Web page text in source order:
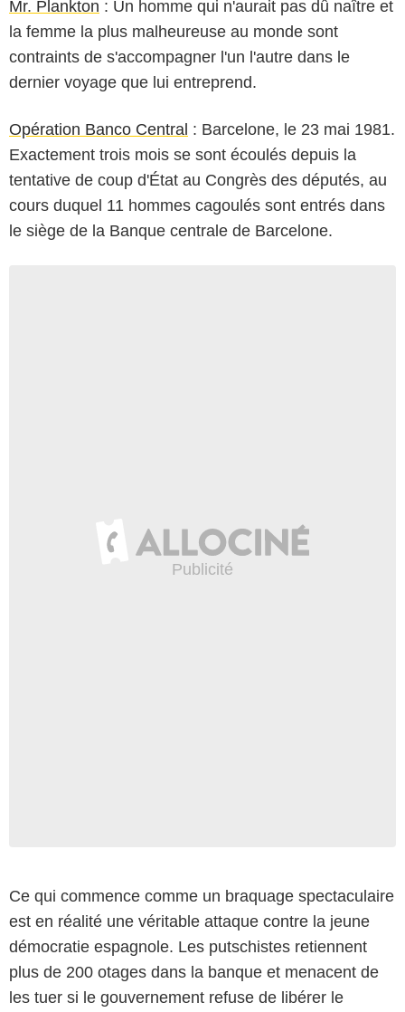
Mr. Plankton : Un homme qui n'aurait pas dû naître et
la femme la plus malheureuse au monde sont
contraints de s'accompagner l'un l'autre dans le
dernier voyage que lui entreprend.
Opération Banco Central : Barcelone, le 23 mai 1981.
Exactement trois mois se sont écoulés depuis la
tentative de coup d'État au Congrès des députés, au
cours duquel 11 hommes cagoulés sont entrés dans
le siège de la Banque centrale de Barcelone.
Ce qui commence comme un braquage spectaculaire
est en réalité une véritable attaque contre la jeune
démocratie espagnole. Les putschistes retiennent
plus de 200 otages dans la banque et menacent de
les tuer si le gouvernement refuse de libérer le